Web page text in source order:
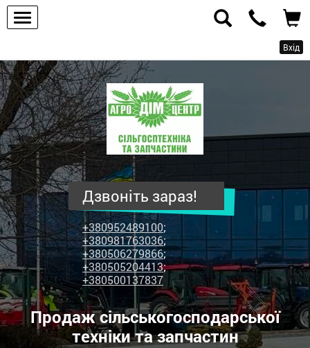
Вхід
ПП
"Агродім-
центр"
-
продаж
сільськогосподарської
техніки
та
запчастин
Дзвоніть зараз!
+380952489100;
+380981763036;
+380506279866;
+380505204413;
+380500137837
Продаж сільськогосподарської
техніки та запчастин